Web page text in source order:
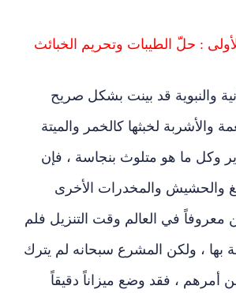
الأولى : حلّ الطيبات وتحريم الخبائث
والنبوية قد بينت بشكل صريح
والأشربة لخبثها كالخمر والميتة
وكل ما هو متلوث بنجاسة ، فإن
والحشيش والمخدرات الأخرى
معروفاً في العالم وقت التنزيل فلم
، ولكن المشرع سبحانه لم يترك
أمرهم ، فقد وضع ميزاناً دقيقاً